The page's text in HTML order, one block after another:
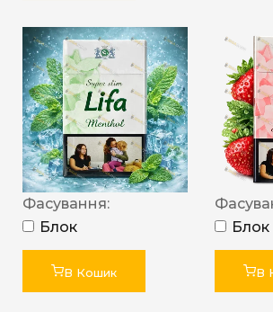
Фасування:
Блок
В Кошик
Блок
В